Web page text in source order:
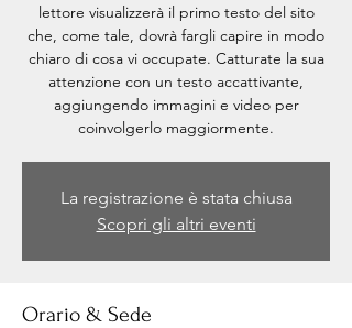
lettore visualizzerà il primo testo del sito
che, come tale, dovrà fargli capire in modo
chiaro di cosa vi occupate. Catturate la sua
attenzione con un testo accattivante,
aggiungendo immagini e video per
coinvolgerlo maggiormente.
La registrazione è stata chiusa
Scopri gli altri eventi
Orario & Sede